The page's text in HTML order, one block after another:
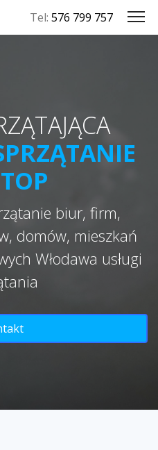
Tel: 576 799 757
biur, firm,
domów, mieszkań
Włodawa usługi